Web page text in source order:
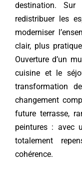
destination.
redistribuer les
moderniser
clair, plus
Ouverture d’un
cuisine et le
transformation
changement
future terrasse,
peintures : avec
totalement
cohérence.